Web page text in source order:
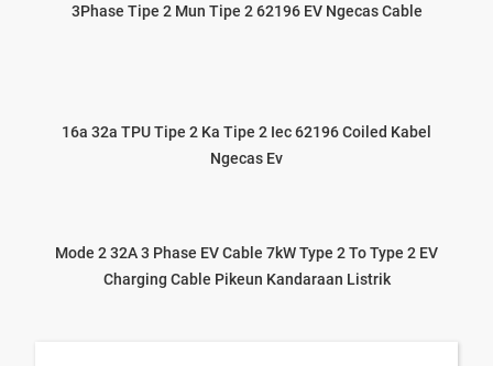
3Phase Tipe 2 Mun Tipe 2 62196 EV Ngecas Cable
16a 32a TPU Tipe 2 Ka Tipe 2 Iec 62196 Coiled Kabel
Ngecas Ev
Mode 2 32A 3 Phase EV Cable 7kW Type 2 To Type 2 EV
Charging Cable Pikeun Kandaraan Listrik